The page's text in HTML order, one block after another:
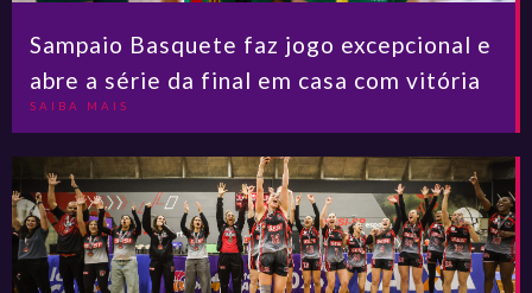
Sampaio Basquete faz jogo excepcional e
abre a série da final em casa com vitória
SAIBA MAIS